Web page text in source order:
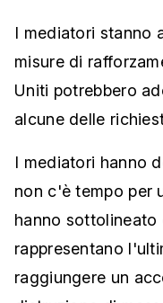
I mediatori stanno
misure di
Uniti potrebbero
alcune delle
I mediatori hanno
non c'è tempo per
hanno sottolineato
rappresentano
raggiungere un